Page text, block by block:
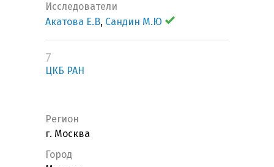
Исследователи
Акатова Е.В, Сандин М.Ю
7
ЦКБ РАН
Регион
г. Москва
Город